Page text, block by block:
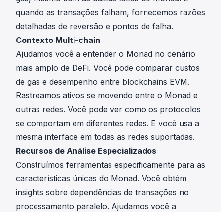
quando as transações falham, fornecemos razões
detalhadas de reversão e pontos de falha.
Contexto Multi-chain
Ajudamos você a entender o Monad no cenário
mais amplo de DeFi. Você pode comparar custos
de gas e desempenho entre blockchains EVM.
Rastreamos ativos se movendo entre o Monad e
outras redes. Você pode ver como os protocolos
se comportam em diferentes redes. E você usa a
mesma interface em todas as redes suportadas.
Recursos de Análise Especializados
Construímos ferramentas especificamente para as
características únicas do Monad. Você obtém
insights sobre dependências de transações no
processamento paralelo. Ajudamos você a